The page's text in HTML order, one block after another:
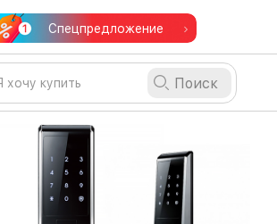
Спецпредложение
Поиск